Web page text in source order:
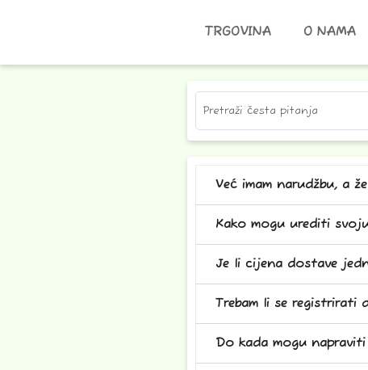
TRGOVINA O NAMA
Pretraži česta pitanja
Već imam narudžbu, a
Kako mogu urediti
Je li cijena dostave
Trebam li se registrirati
Do kada mogu napraviti